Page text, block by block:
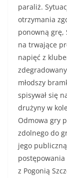
paraliż.
otrzymania
ponowną grę,
na trwające
napięć z
młodszy
spisywał się
drużyny w
Odmowa gry
zdolnego do
jego
postępowania
z Pogonią